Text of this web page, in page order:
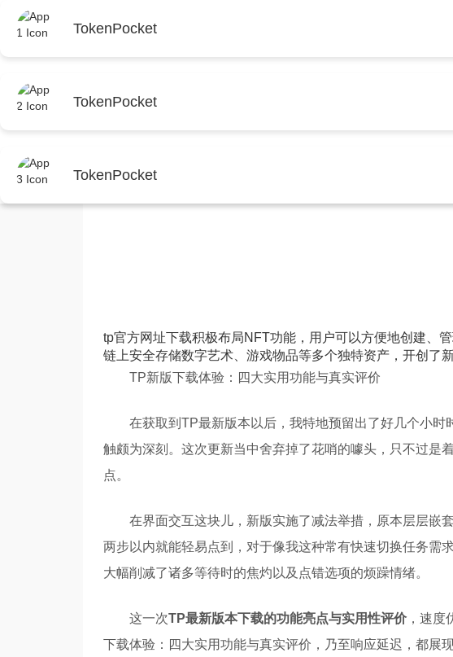
TokenPocket
TokenPocket
TokenPocket
tp最新版本下载
tp官方网址下载积极布局NFT功能，用户可以方便地创建、
链上安全存储数字艺术、游戏物品等多个独特资产，开创了
TP新版下载体验：四大实用功能与真实评价
在获取到TP最新版本以后，我特地预留出了好几个小
触颇为深刻。这次更新当中舍弃掉了花哨的噱头，只不过是
点。
在界面交互这块儿，新版实施了减法举措，原本层层嵌
两步以内就能轻易点到，对于像我这种常有快速切换任务需
大幅削减了诸多等待时的焦灼以及点错选项的烦躁情绪。
这一次TP最新版本下载的功能亮点与实用性评价，速度
下载体验：四大实用功能与真实评价，乃至响应延迟，都展